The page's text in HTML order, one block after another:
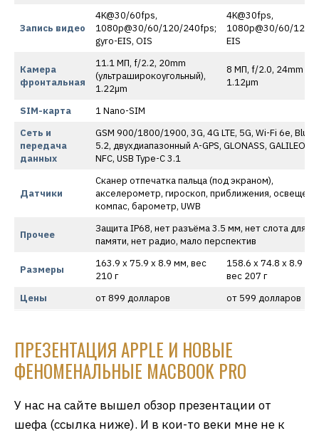
Запись видео
4K@30/60fps,
1080p@30/60/120/240fps;
gyro-EIS, OIS
4K@30fps,
1080p@30/60/120,
EIS
Камера
фронтальная
11.1 МП, f/2.2, 20mm
(ультраширокоугольный),
1.22µm
8 МП, f/2.0, 24mm
1.12µm
SIM-карта
1 Nano-SIM
Сеть и
передача
данных
GSM 900/1800/1900, 3G, 4G LTE, 5G, Wi-Fi 6e,
5.2, двухдиапазонный A-GPS, GLONASS, GALILEO,
NFC, USB Type-C 3.1
Датчики
Сканер отпечатка пальца (под экраном),
акселерометр, гироскоп, приближения,
компас, барометр, UWB
Прочее
Защита IP68, нет разъёма 3.5 мм, нет слота для
памяти, нет радио, мало перспектив
Размеры
163.9 x 75.9 x 8.9 мм, вес
210 г
158.6 x 74.8 x 8.9 мм,
вес 207 г
Цены
от 899 долларов от 599 долларов
ПРЕЗЕНТАЦИЯ APPLE И НОВЫЕ
ФЕНОМЕНАЛЬНЫЕ MACBOOK PRO
У нас на сайте вышел обзор презентации от
шефа (ссылка ниже). И в кои-то веки мне не к